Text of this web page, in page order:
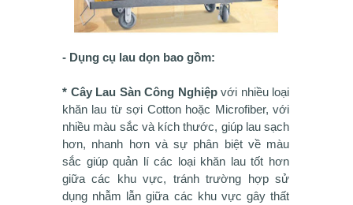
- Dụng cụ lau dọn bao gồm:
* Cây Lau Sàn Công Nghiệpvới nhiều loại
khăn lau từ sợi Cotton hoặc Microfiber, với
nhiều màu sắc và kích thước, giúp lau sạch
hơn, nhanh hơn và sự phân biệt về màu
sắc giúp quản lí các loại khăn lau tốt hơn
giữa các khu vực, tránh trường hợp sử
dụng nhẫm lẫn giữa các khu vực gây thất